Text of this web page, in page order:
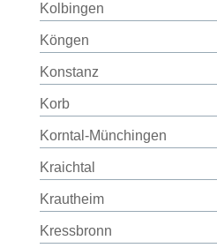
Kolbingen
Köngen
Konstanz
Korb
Korntal-Münchingen
Kraichtal
Krautheim
Kressbronn